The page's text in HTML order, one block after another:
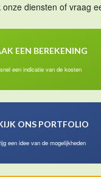
diensten of vraag
EEN BEREKENING
een indicatie van de kosten
ONS PORTFOLIO
een idee van de mogelijkheden